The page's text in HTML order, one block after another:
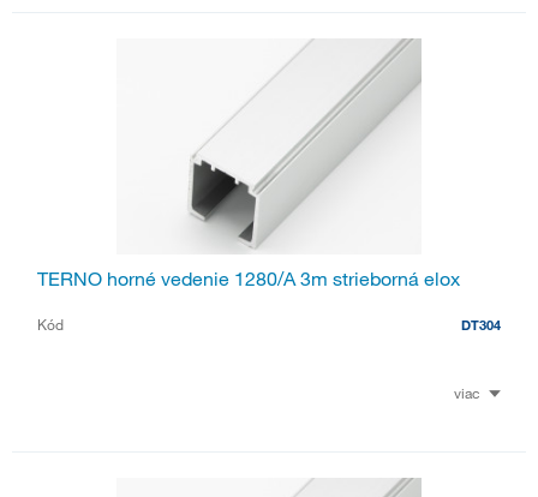
TERNO horné vedenie 1280/A 3m strieborná elox
Kód DT304
viac